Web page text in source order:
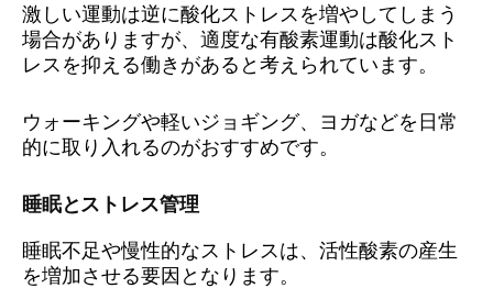
激しい運動は逆に酸化ストレスを増やしてしまう
場合がありますが、適度な有酸素運動は酸化スト
レスを抑える働きがあると考えられています。
ウォーキングや軽いジョギング、ヨガなどを日常
的に取り入れるのがおすすめです。
睡眠とストレス管理
睡眠不足や慢性的なストレスは、活性酸素の産生
を増加させる要因となります。